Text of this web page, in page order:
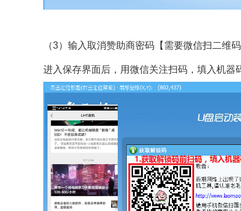
（3）输入取消赞助商密码【需要微信扫二维
进入保存界面后，用微信关注扫码，填入机